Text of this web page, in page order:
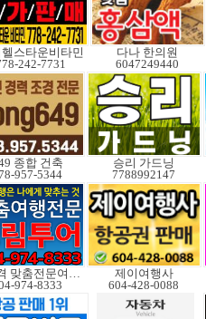
스타운비타민
242-7731
다나 한의원
6047249440
종합 건축
957-5344
승리 가드닝
7788992147
고품격 맞춤전문여행사
974-8333
제이여행사
604-428-0088